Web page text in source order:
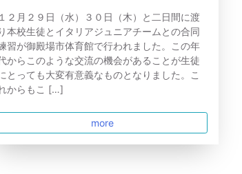
１２月２９日（水）３０日（木）と二日間に渡
り本校生徒とイタリアジュニアチームとの合同
習が御殿場市体育館で行われました。この年
からこのような交流の機会があることが生徒
とっても大変有意義なものとなりました。こ
からもこ […]
more